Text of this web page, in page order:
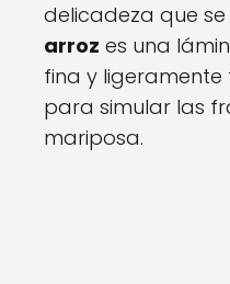
delicadeza que se
arroz es una
fina y
para simular las
mariposa.